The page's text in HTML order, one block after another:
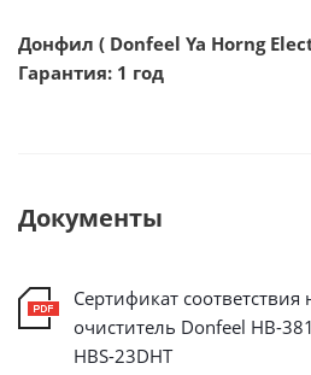
Донфил ( Donfeel Ya Horng
Гарантия: 1 год
Документы
Сертификат соответствия
очиститель Donfeel HB-
HBS-23DHT